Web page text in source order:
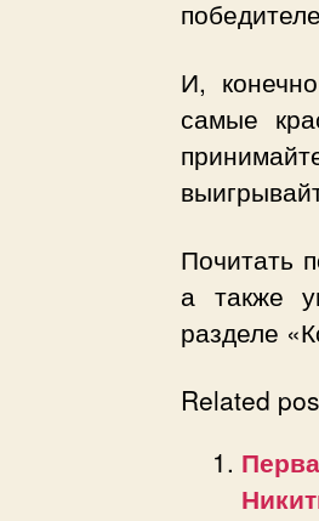
И,
самые
Почитать
а также
разделе
Related